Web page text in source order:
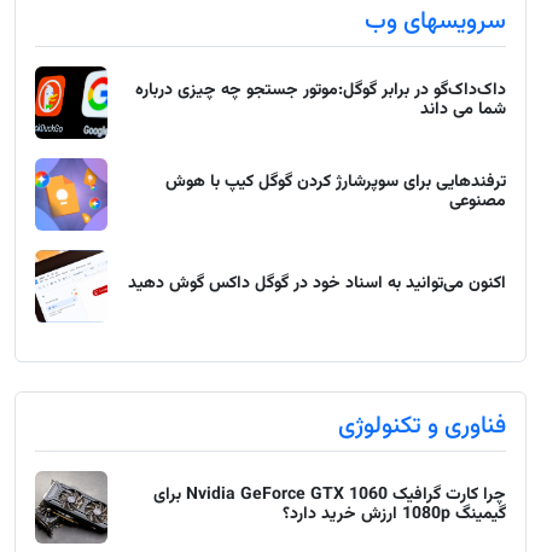
سرویسهای وب
داک‌داک‌گو در برابر گوگل:موتور جستجو چه چیزی درباره
شما می داند
ترفندهایی برای سوپرشارژ کردن گوگل کیپ با هوش
مصنوعی
اکنون می‌توانید به اسناد خود در گوگل داکس گوش دهید
فناوری و تکنولوژی
چرا کارت گرافیک Nvidia GeForce GTX 1060 برای
گیمینگ 1080p ارزش خرید دارد؟